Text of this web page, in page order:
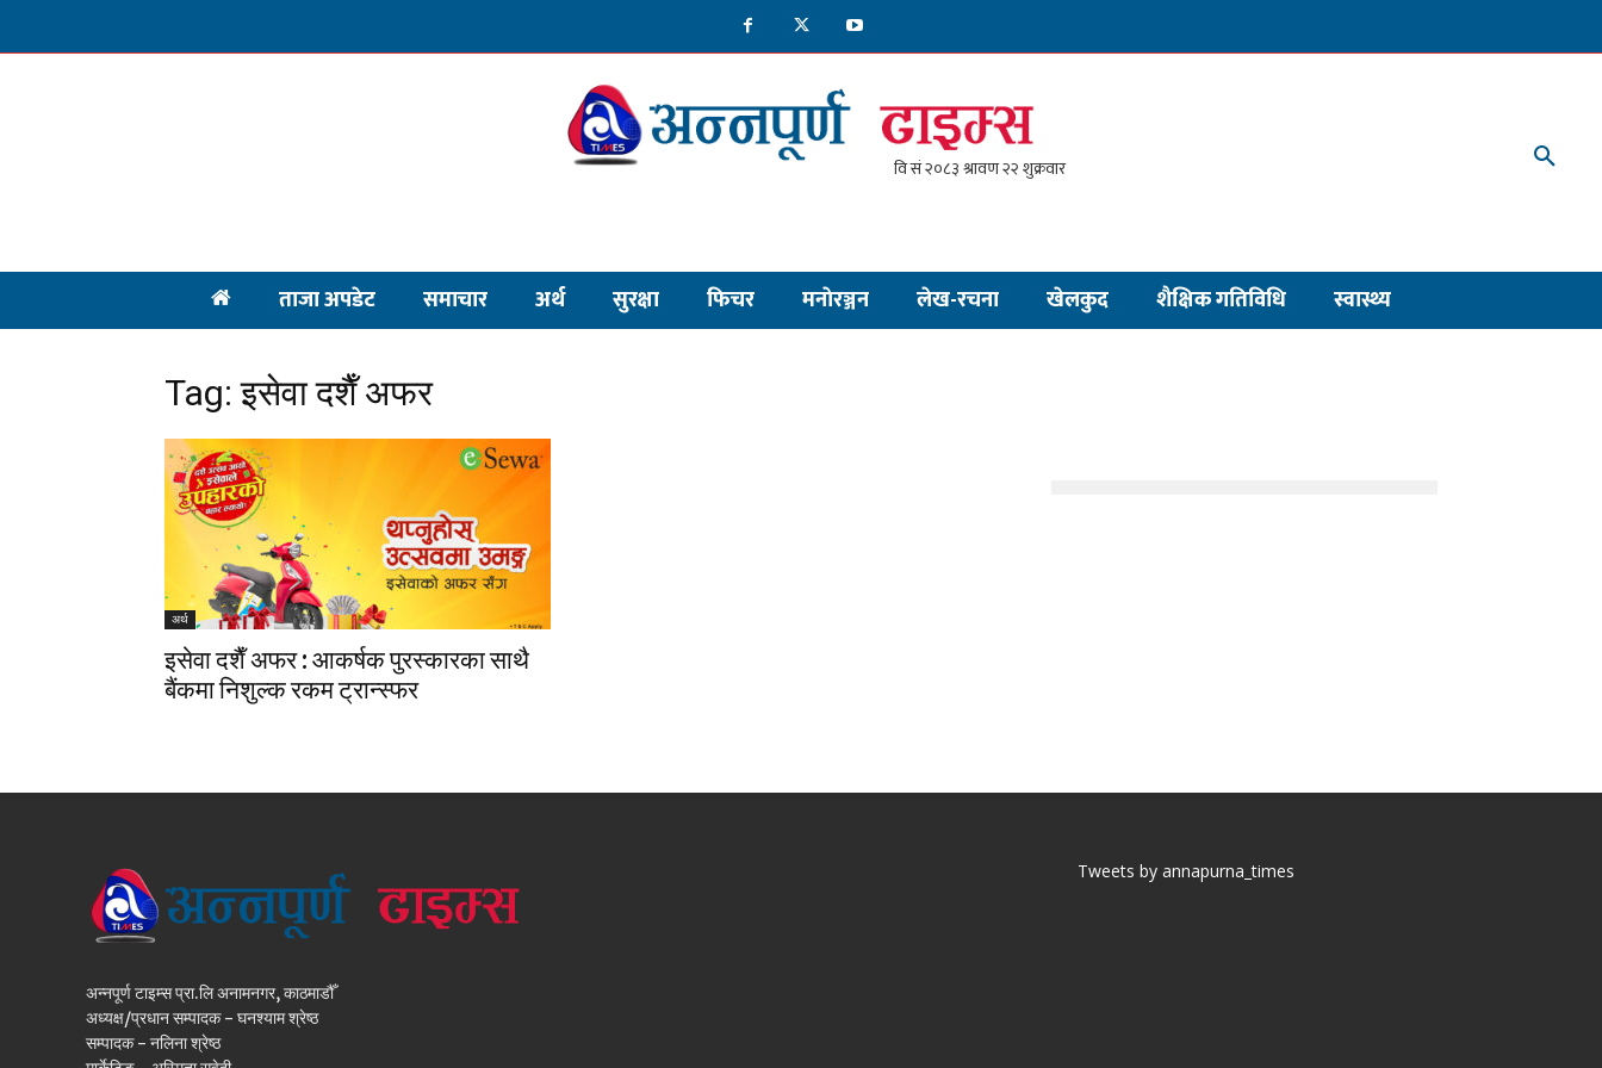
ताजा अपडेट समाचार अर्थ सुरक्षा फिचर मनाेरञ्जन लेख-रचना खेलकुद शैक्षिक गतिविधि स्वास्थ्य
Tag: इसेवा दशैँ अफर
अर्थ
इसेवा दशैँ अफर : आकर्षक पुरस्कारका साथै
बैंकमा निशुल्क रकम ट्रान्स्फर
अन्नपूर्ण टाइम्स प्रा.लि अनामनगर, काठमाडौँ
अध्यक्ष/प्रधान सम्पादक - घनश्याम श्रेष्ठ
सम्पादक - नलिना श्रेष्ठ
Tweets by annapurna_times